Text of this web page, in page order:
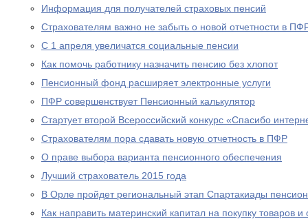
Информация для получателей страховых пенсий
Страхователям важно не забыть о новой отчетности в
С 1 апреля увеличатся социальные пенсии
Как помочь работнику назначить пенсию без хлопот
Пенсионный фонд расширяет электронные услуги
ПФР совершенствует Пенсионный калькулятор
Стартует второй Всероссийский конкурс «Спасибо
Страхователям пора сдавать новую отчетность в ПФР
О праве выбора варианта пенсионного обеспечения
Лучший страхователь 2015 года
В Орле пройдет региональный этап Спартакиады
Как направить материнский капитал на покупку товаров